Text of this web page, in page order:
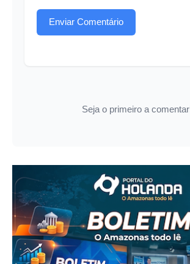
Enviar Comentário
Seja o primeiro a